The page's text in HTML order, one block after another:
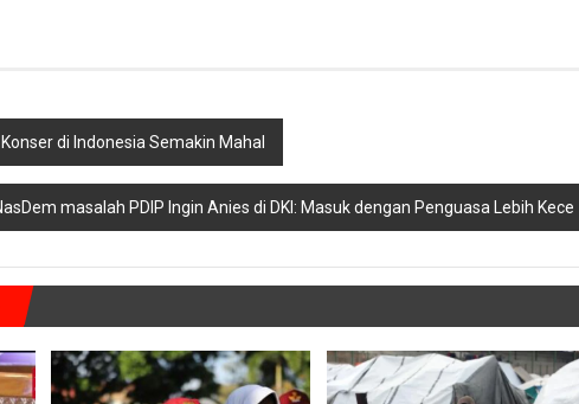
di Indonesia Semakin Mahal
masalah PDIP Ingin Anies di DKI: Masuk dengan Penguasa Lebih Kece